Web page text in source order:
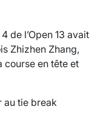
de l’Open 13 avait
Zhizhen Zhang,
course en tête et
au tie break